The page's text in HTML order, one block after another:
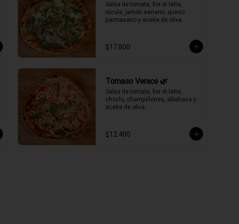
Salsa de tomate, fior di latte,
rúcula, jamón serrano, queso
parmesano y aceite de oliva.
$17.800
Tomaso Verace 🌿
Salsa de tomate, fior di latte,
choclo, champiñones, albahaca y
aceite de oliva.
$12.400